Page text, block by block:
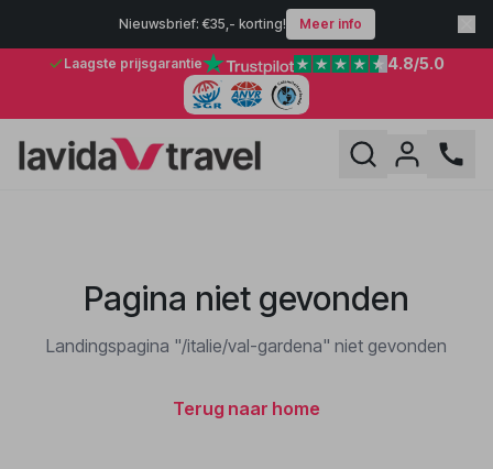
Nieuwsbrief: €35,- korting! Meer info
Laagste prijsgarantie 4.8/5.0
Pagina niet gevonden
Landingspagina "/italie/val-gardena" niet gevonden
Terug naar home